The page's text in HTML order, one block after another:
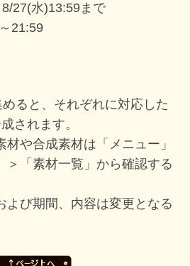
27(水)13:59まで
21:59
ると、それぞれに対応した
されます。
や合成素材は「メニュー」
＞「素材一覧」から確認する
び期間、内容は変更となる